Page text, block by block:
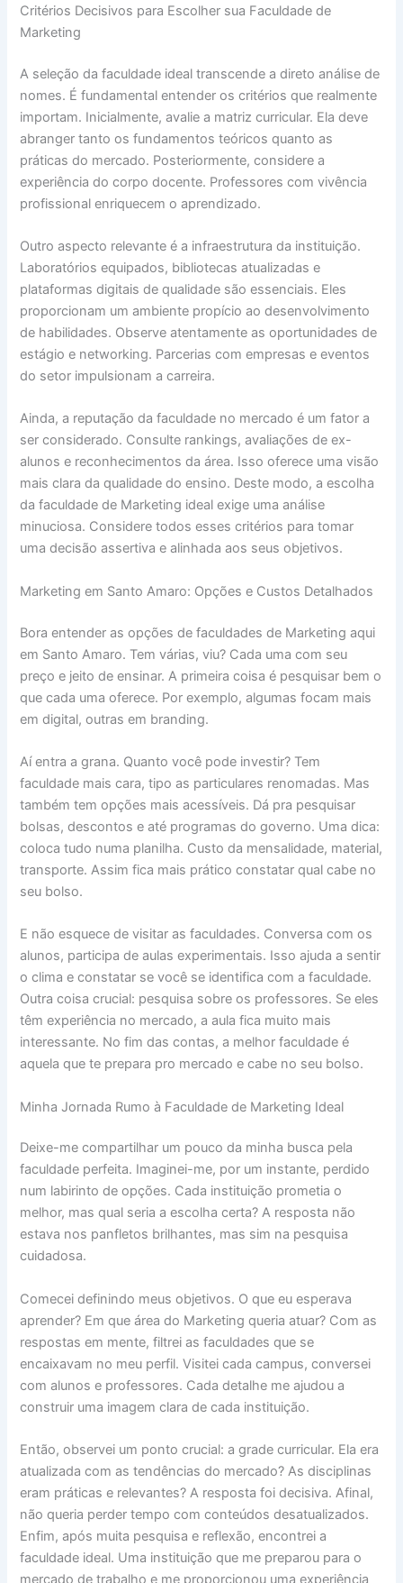
Critérios Decisivos para Escolher sua Faculdade de
Marketing
A seleção da faculdade ideal transcende a direto análise de
nomes. É fundamental entender os critérios que realmente
importam. Inicialmente, avalie a matriz curricular. Ela deve
abranger tanto os fundamentos teóricos quanto as
práticas do mercado. Posteriormente, considere a
experiência do corpo docente. Professores com vivência
profissional enriquecem o aprendizado.
Outro aspecto relevante é a infraestrutura da instituição.
Laboratórios equipados, bibliotecas atualizadas e
plataformas digitais de qualidade são essenciais. Eles
proporcionam um ambiente propício ao desenvolvimento
de habilidades. Observe atentamente as oportunidades de
estágio e networking. Parcerias com empresas e eventos
do setor impulsionam a carreira.
Ainda, a reputação da faculdade no mercado é um fator a
ser considerado. Consulte rankings, avaliações de ex-
alunos e reconhecimentos da área. Isso oferece uma visão
mais clara da qualidade do ensino. Deste modo, a escolha
da faculdade de Marketing ideal exige uma análise
minuciosa. Considere todos esses critérios para tomar
uma decisão assertiva e alinhada aos seus objetivos.
Marketing em Santo Amaro: Opções e Custos Detalhados
Bora entender as opções de faculdades de Marketing aqui
em Santo Amaro. Tem várias, viu? Cada uma com seu
preço e jeito de ensinar. A primeira coisa é pesquisar bem o
que cada uma oferece. Por exemplo, algumas focam mais
em digital, outras em branding.
Aí entra a grana. Quanto você pode investir? Tem
faculdade mais cara, tipo as particulares renomadas. Mas
também tem opções mais acessíveis. Dá pra pesquisar
bolsas, descontos e até programas do governo. Uma dica:
coloca tudo numa planilha. Custo da mensalidade, material,
transporte. Assim fica mais prático constatar qual cabe no
seu bolso.
E não esquece de visitar as faculdades. Conversa com os
alunos, participa de aulas experimentais. Isso ajuda a sentir
o clima e constatar se você se identifica com a faculdade.
Outra coisa crucial: pesquisa sobre os professores. Se eles
têm experiência no mercado, a aula fica muito mais
interessante. No fim das contas, a melhor faculdade é
aquela que te prepara pro mercado e cabe no seu bolso.
Minha Jornada Rumo à Faculdade de Marketing Ideal
Deixe-me compartilhar um pouco da minha busca pela
faculdade perfeita. Imaginei-me, por um instante, perdido
num labirinto de opções. Cada instituição prometia o
melhor, mas qual seria a escolha certa? A resposta não
estava nos panfletos brilhantes, mas sim na pesquisa
cuidadosa.
Comecei definindo meus objetivos. O que eu esperava
aprender? Em que área do Marketing queria atuar? Com as
respostas em mente, filtrei as faculdades que se
encaixavam no meu perfil. Visitei cada campus, conversei
com alunos e professores. Cada detalhe me ajudou a
construir uma imagem clara de cada instituição.
Então, observei um ponto crucial: a grade curricular. Ela era
atualizada com as tendências do mercado? As disciplinas
eram práticas e relevantes? A resposta foi decisiva. Afinal,
não queria perder tempo com conteúdos desatualizados.
Enfim, após muita pesquisa e reflexão, encontrei a
faculdade ideal. Uma instituição que me preparou para o
mercado de trabalho e me proporcionou uma experiência